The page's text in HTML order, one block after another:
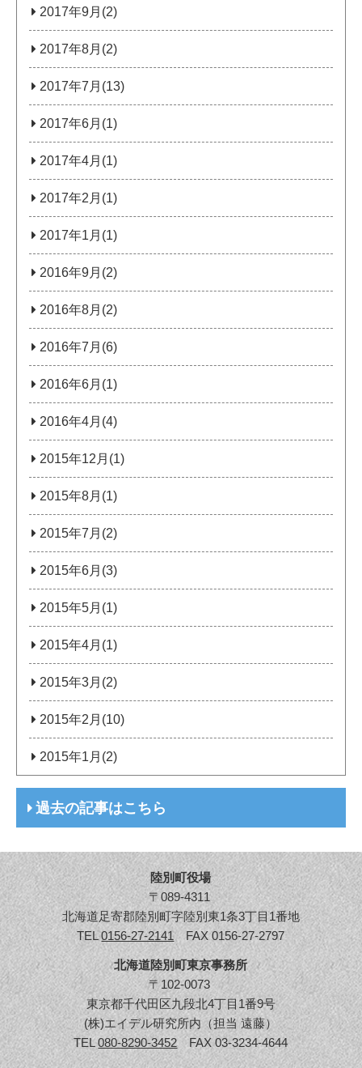
2017年9月(2)
2017年8月(2)
2017年7月(13)
2017年6月(1)
2017年4月(1)
2017年2月(1)
2017年1月(1)
2016年9月(2)
2016年8月(2)
2016年7月(6)
2016年6月(1)
2016年4月(4)
2015年12月(1)
2015年8月(1)
2015年7月(2)
2015年6月(3)
2015年5月(1)
2015年4月(1)
2015年3月(2)
2015年2月(10)
2015年1月(2)
過去の記事はこちら
陸別町役場
〒089-4311
北海道足寄郡陸別町字陸別東1条3丁目1番地
TEL0156-27-2141FAX 0156-27-2797
北海道陸別町東京事務所
〒102-0073
東京都千代田区九段北4丁目1番9号
(株)エイデル研究所内（担当 遠藤）
TEL080-8290-3452FAX 03-3234-4644